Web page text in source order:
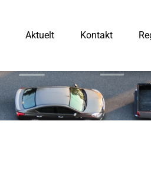
Aktuelt Kontakt